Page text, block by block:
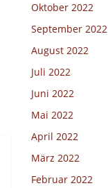
Oktober 2022
September 2022
August 2022
Juli 2022
Juni 2022
Mai 2022
April 2022
März 2022
Februar 2022